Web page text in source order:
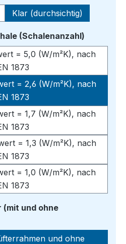
Klar (durchsichtig)
(Schalenanzahl)
= 5,0 (W/m²K), nach
1873
= 2,6 (W/m²K), nach
1873
= 1,7 (W/m²K), nach
1873
= 1,3 (W/m²K), nach
1873
= 1,0 (W/m²K), nach
1873
und ohne
und ohne